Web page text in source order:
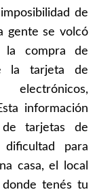
de
gente se volcó
la compra de
la tarjeta de
información
tarjetas de
para
casa, el local
tenés tu